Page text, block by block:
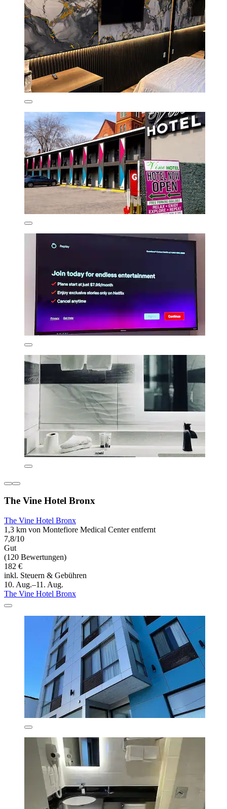
The Vine Hotel Bronx
The Vine Hotel Bronx
1,3 km von Montefiore Medical Center entfernt
7,8/10
Gut
(120 Bewertungen)
182 €
inkl. Steuern & Gebühren
10. Aug.–11. Aug.
The Vine Hotel Bronx